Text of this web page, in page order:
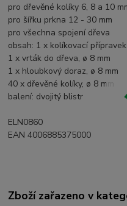
pro dřevěné kolíky 6, 8 a 10
pro šířku prkna 12 - 30 mm
pro všechna spojení dřeva
obsah: 1 x kolíkovací
1 x vrták do dřeva, ø 8 mm
1 x hloubkový doraz, ø 8 mm
40 x dřevěné kolíky, ø 8 mm
balení: dvojitý blistr
ELN0860
EAN 4006885375000
Zboží zařazeno v